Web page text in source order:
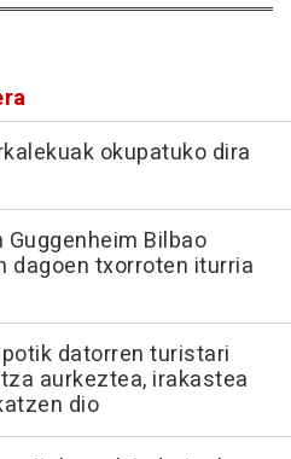
okupatuko dira
Bilbao
dagoen txorroten iturria
datorren turistari
aurkeztea, irakastea
dio